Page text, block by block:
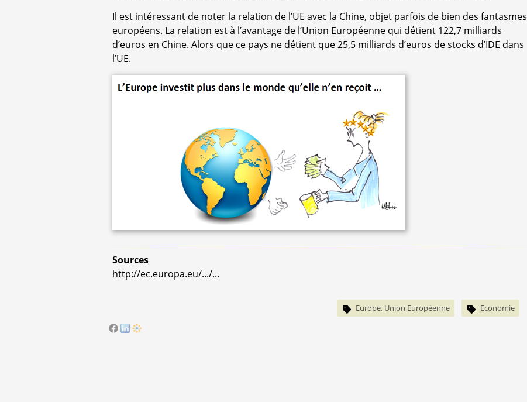
Il est intéressant de noter la relation de l’UE avec la Chine, objet parfois de bien des fantasmes
européens. La relation est à l’avantage de l’Union Européenne qui détient 122,7 milliards
d’euros en Chine. Alors que ce pays ne détient que 25,5 milliards d’euros de stocks d’IDE dans
l’UE.
Sources
http://ec.europa.eu/.../...
Europe, Union Européenne Economie